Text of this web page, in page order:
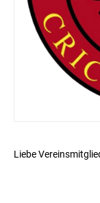
Liebe